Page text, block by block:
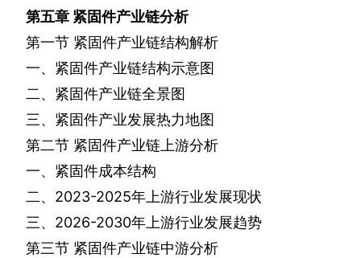
第五章 紧固件产业链分析
第一节 紧固件产业链结构解析
一、紧固件产业链结构示意图
二、紧固件产业链全景图
三、紧固件产业发展热力地图
第二节 紧固件产业链上游分析
一、紧固件成本结构
二、 2023-2025年上游行业发展现状
三、 2026-2030年上游行业发展趋势
第三节 紧固件产业链中游分析